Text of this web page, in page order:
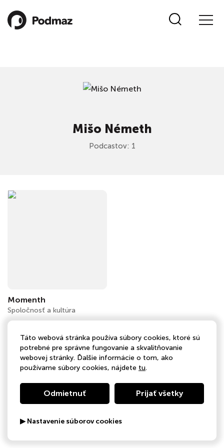
Mišo Németh
Podcastov: 1
Momenth
Spoločnosť a kultúra
Táto webová stránka používa súbory cookies, ktoré sú
potrebné pre správne fungovanie a skvalitňovanie
webovej stránky. Ďalšie informácie o tom, ako
používame súbory cookies, nájdete tu.
Odmietnuť Prijať všetky
▶ Nastavenie súborov cookies